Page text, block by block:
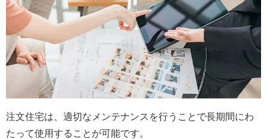
注文住宅は、適切なメンテナンスを行うことで長期間にわ
たって使用することが可能です。